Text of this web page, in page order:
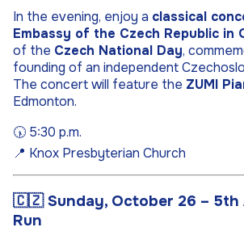
In the evening, enjoy a classical
Embassy of the Czech Republic in
of the Czech National Day,
founding of an independent
The concert will feature the ZUMI
Edmonton.
🕠 5:30 p.m.
📍 Knox Presbyterian Church
🇨🇿Sunday, October 26 – 5th
Run